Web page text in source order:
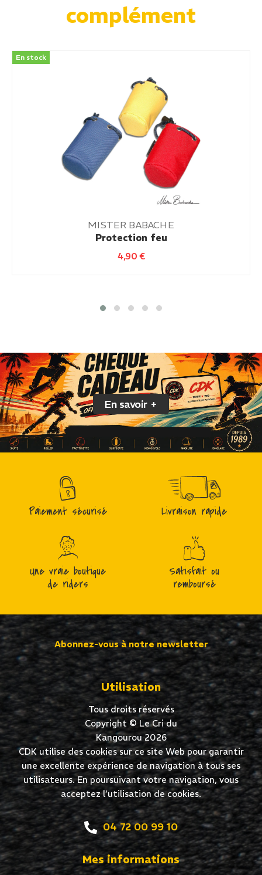
complément
En stock
MISTER BABACHE
Protection feu
4,90€
En savoir +
Paiement sécurisé Livraison rapide
Une vraie boutique
de riders
Satisfait ou
remboursé
Abonnez-vous à notre newsletter
Utilisation
Tous droits réservés
Copyright © Le Cri du
Kangourou 2026
CDK utilise des cookies sur ce site Web pour garantir
une excellente expérience de navigation à tous ses
utilisateurs. En poursuivant votre navigation, vous
acceptez l’utilisation de cookies.
04 72 00 99 10
Mes informations